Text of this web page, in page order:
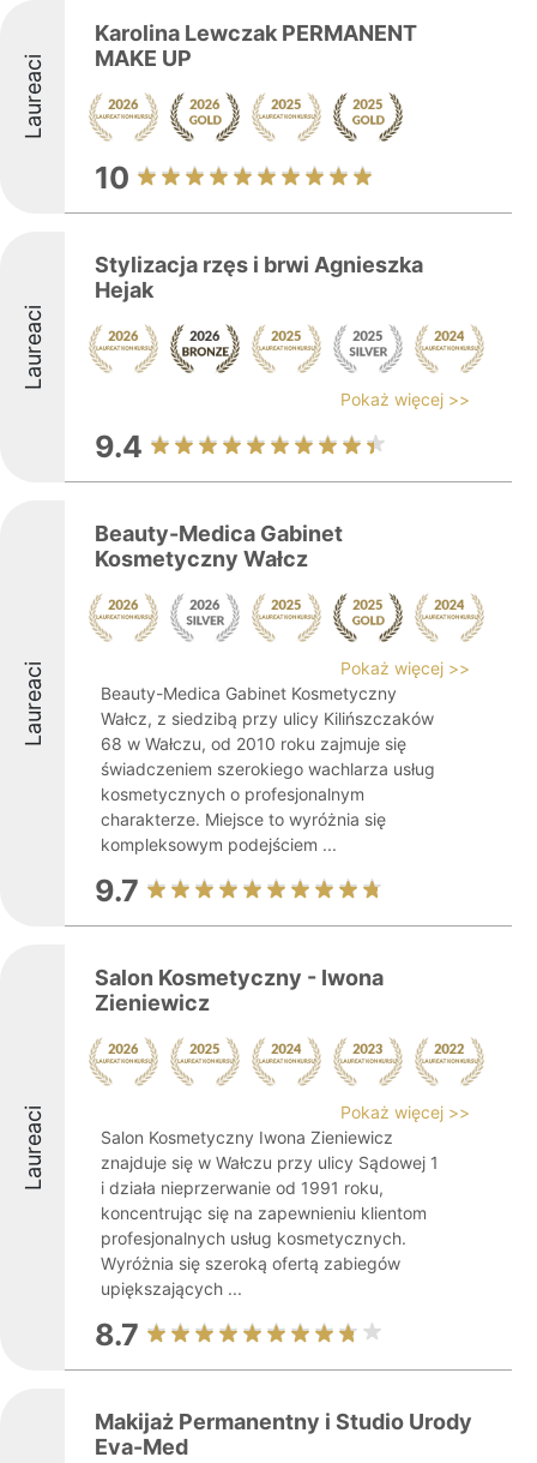
Laureaci
Karolina Lewczak PERMANENT
MAKE UP
10
Laureaci
Stylizacja rzęs i brwi Agnieszka
Hejak
Pokaż więcej >>
9.4
Laureaci
Beauty-Medica Gabinet
Kosmetyczny Wałcz
Pokaż więcej >>
Beauty-Medica Gabinet Kosmetyczny
Wałcz, z siedzibą przy ulicy Kilińszczaków
68 w Wałczu, od 2010 roku zajmuje się
świadczeniem szerokiego wachlarza usług
kosmetycznych o profesjonalnym
charakterze. Miejsce to wyróżnia się
kompleksowym podejściem ...
9.7
Laureaci
Salon Kosmetyczny - Iwona
Zieniewicz
Pokaż więcej >>
Salon Kosmetyczny Iwona Zieniewicz
znajduje się w Wałczu przy ulicy Sądowej 1
i działa nieprzerwanie od 1991 roku,
koncentrując się na zapewnieniu klientom
profesjonalnych usług kosmetycznych.
Wyróżnia się szeroką ofertą zabiegów
upiększających ...
8.7
Makijaż Permanentny i Studio Urody
Eva-Med